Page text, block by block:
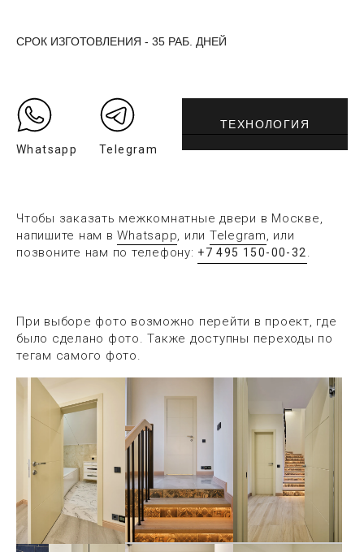
СРОК ИЗГОТОВЛЕНИЯ - 35 РАБ. ДНЕЙ
Whatsapp Telegram
ТЕХНОЛОГИЯ
Чтобы заказать межкомнатные двери в Москве,
напишите нам вWhatsapp, или Telegram, или
позвоните нам по телефону: +7 495 150-00-32.
При выборе фото возможно перейти в проект, где
было сделано фото. Также доступны переходы по
тегам самого фото.